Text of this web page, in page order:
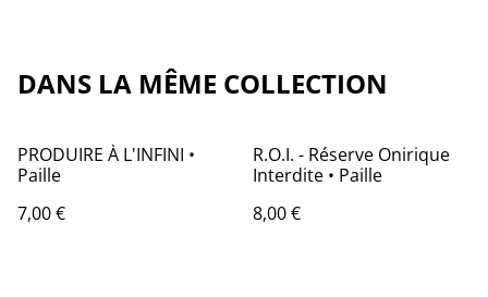
DANS LA MÊME COLLECTION
PRODUIRE À L'INFINI •
Paille
7,00 €
R.O.I. - Réserve Onirique
Interdite • Paille
8,00 €